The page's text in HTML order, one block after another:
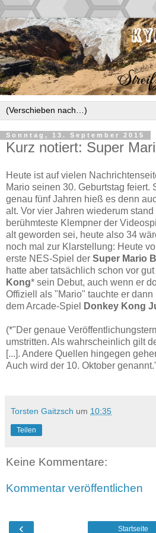
Sonntag, 13. September 2015
Kurz notiert: Super
Heute ist auf vielen
Mario seinen 30. Geburtstag feiert.
genau fünf Jahren hieß es denn
alt. Vor vier Jahren wiederum
berühmteste Klempner der
alt geworden sei, heute also 34
noch mal zur Klarstellung: Heute
erste NES-Spiel der Super Mario
hatte aber tatsächlich schon vor
Kong* sein Debut, auch wenn er
Offiziell als "Mario" tauchte er dann
dem Arcade-Spiel
Donkey Kong
(*"Der genaue
umstritten. Als wahrscheinlich gilt
[...]. Andere Quellen hingegen
Auch wird der 10. Oktober
Torsten Gaitzsch um 10:35
Teilen
Keine Kommentare:
Kommentar veröffentlichen
‹ Startseite